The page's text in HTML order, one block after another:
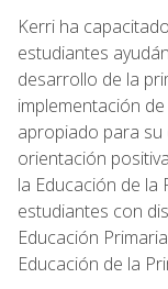
Kerri ha
estudiantes
desarrollo de la
implementación
apropiado para su
orientación
la Educación de
estudiantes con
Educación
Educación de la